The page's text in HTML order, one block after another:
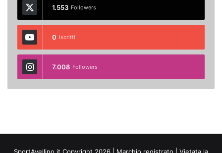
1.553 Followers
0 Iscritti
7.008 Followers